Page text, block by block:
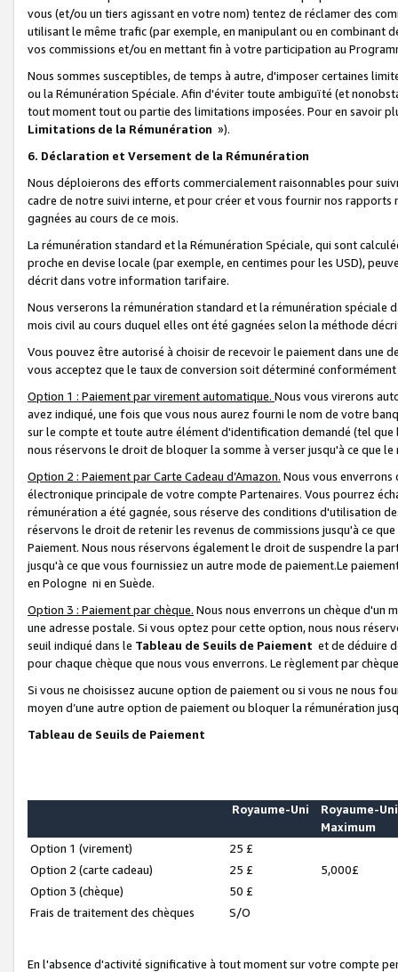
vous (et/ou un tiers agissant en votre nom) tentez de réclamer des
utilisant le même trafic (par exemple, en manipulant ou en combinant
vos commissions et/ou en mettant fin à votre participation au
Nous sommes susceptibles, de temps à autre, d'imposer certaines
ou la Rémunération Spéciale. Afin d'éviter toute ambiguïté (et
tout moment tout ou partie des limitations imposées. Pour en savoir
Limitations de la Rémunération »).
6. Déclaration et Versement de la Rémunération
Nous déploierons des efforts commercialement raisonnables pour
cadre de notre suivi interne, et pour créer et vous fournir nos
gagnées au cours de ce mois.
La rémunération standard et la Rémunération Spéciale, qui sont
proche en devise locale (par exemple, en centimes pour les USD),
décrit dans votre information tarifaire.
Nous verserons la rémunération standard et la rémunération spéciale
mois civil au cours duquel elles ont été gagnées selon la méthode
Vous pouvez être autorisé à choisir de recevoir le paiement dans une
vous acceptez que le taux de conversion soit déterminé
Option 1 : Paiement par virement automatique. Nous vous virerons
avez indiqué, une fois que vous nous aurez fourni le nom de votre
sur le compte et toute autre élément d'identification demandé (tel que
nous réservons le droit de bloquer la somme à verser jusqu'à ce que
Option 2 : Paiement par Carte Cadeau d’Amazon. Nous vous
électronique principale de votre compte Partenaires. Vous pourrez
rémunération a été gagnée, sous réserve des conditions d'utilisation
réservons le droit de retenir les revenus de commissions jusqu'à ce
Paiement. Nous nous réservons également le droit de suspendre la
jusqu'à ce que vous fournissiez un autre mode de paiement.Le
en Pologne ni en Suède.
Option 3 : Paiement par chèque. Nous nous enverrons un chèque d'un
une adresse postale. Si vous optez pour cette option, nous nous
seuil indiqué dans le Tableau de Seuils de Paiement et de déduire
pour chaque chèque que nous vous enverrons. Le règlement par
Si vous ne choisissez aucune option de paiement ou si vous ne nous
moyen d’une autre option de paiement ou bloquer la rémunération
Tableau de Seuils de Paiement
Royaume-Uni
Royaume-Uni
Maximum
Option 1 (virement)
25 £
Option 2 (carte cadeau)
25 £
5,000£
Option 3 (chèque)
50 £
Frais de traitement des chèques
S/O
En l'absence d'activité significative à tout moment sur votre compte